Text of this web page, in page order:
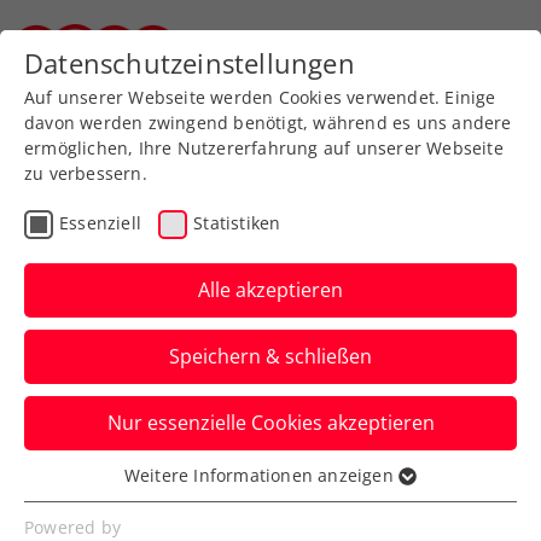
Zurück zur Newsübersicht
Turniere
Alpstar Ladies Open
Vienna: Kracher Grabher
gegen Pircher
Die Auslosung des Hauptbewerbs beim
ITF-W75-Turnier in Wien bringt einen
echten Erstrundenhit.
Verfasst von: Presseaussendung / Redaktion, 03.09.2024
Datenschutzeinstellungen
Auf unserer Webseite werden Cookies verwendet. Einige
davon werden zwingend benötigt, während es uns andere
ermöglichen, Ihre Nutzererfahrung auf unserer Webseite
zu verbessern.
Essenziell Statistiken
Alle akzeptieren
Speichern & schließen
Nur essenzielle Cookies akzeptieren
Essenziell
Essenzielle Cookies werden für grundlegende
Weitere Informationen anzeigen
Powered by